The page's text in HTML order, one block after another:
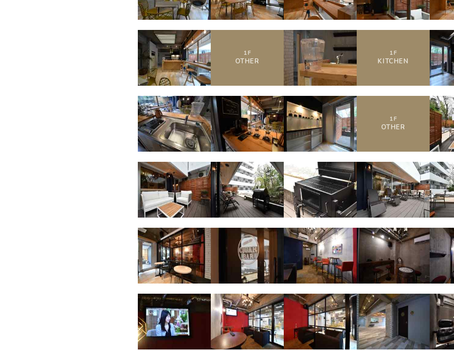
1F
OTHER
1F
KITCHEN
1F
OTHER